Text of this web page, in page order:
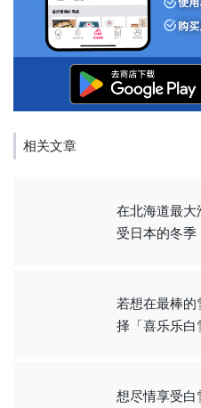
相关文章
在北海道最
受日本的冬季
若想在最棒
择「喜乐乐白
想尽情享受白